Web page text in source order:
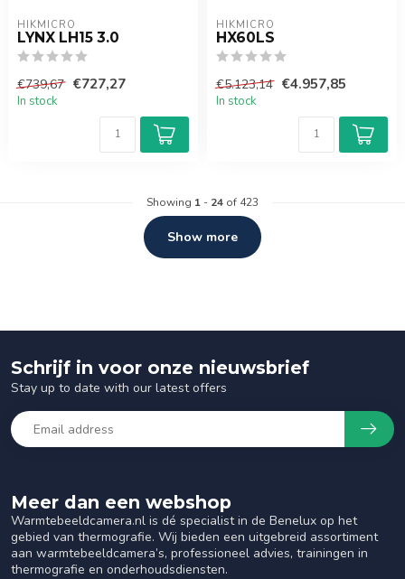
HIKMICRO
LYNX LH15 3.0
€739,67 €727,27
In stock
HIKMICRO
HX60LS
€5.123,14 €4.957,85
In stock
Showing 1 - 24 of 423
Show more
Meer dan een webshop
Warmtebeeldcamera.nl is dé specialist in de Benelux op het
gebied van thermografie. Wij bieden een uitgebreid assortiment
aan warmtebeeldcamera’s, professioneel advies, trainingen in
thermografie en onderhoudsdiensten.
Schrijf in voor onze nieuwsbrief
Stay up to date with our latest offers